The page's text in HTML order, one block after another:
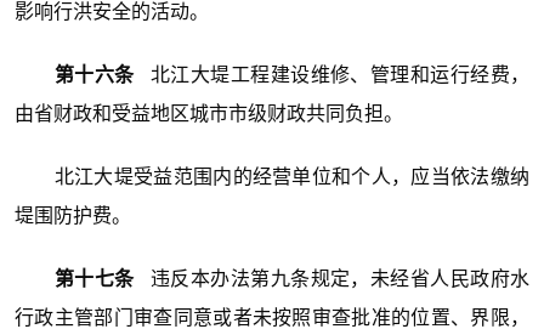
影响行洪安全的活动。
第十六条 北江大堤工程建设维修、管理和运行经费，
由省财政和受益地区城市市级财政共同负担。
北江大堤受益范围内的经营单位和个人，应当依法缴纳
堤围防护费。
第十七条 违反本办法第九条规定，未经省人民政府水
行政主管部门审查同意或者未按照审查批准的位置、界限，